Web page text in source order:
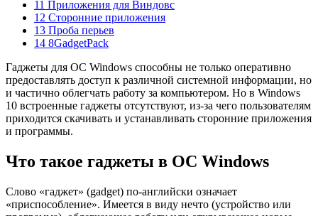
11 Приложения для Виндовс
12 Сторонние приложения
13 Проба перьев
14 8GadgetPack
Гаджеты для ОС Windows способны не только оперативно
предоставлять доступ к различной системной информации, но
и частично облегчать работу за компьютером. Но в Windows
10 встроенные гаджеты отсутствуют, из-за чего пользователям
приходится скачивать и устанавливать сторонние приложения
и программы.
Что такое гаджеты в ОС Windows
Слово «гаджет» (gadget) по-английски означает
«приспособление». Имеется в виду нечто (устройство или